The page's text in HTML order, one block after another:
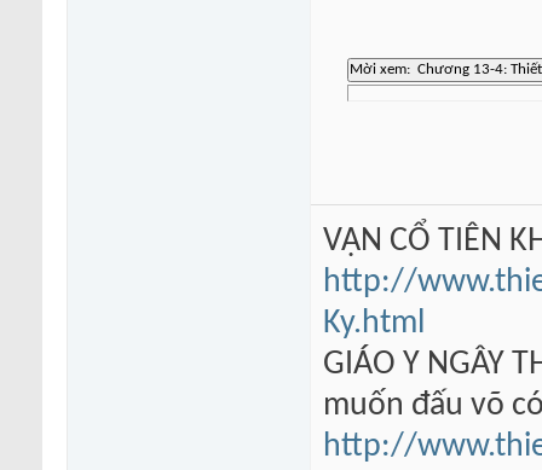
VẠN CỔ TIÊN
http://
Ky.html
GIÁO Y NGÂY
muốn đấu võ
http://